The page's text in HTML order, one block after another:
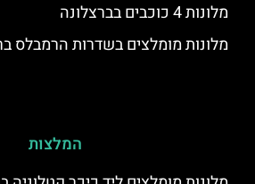
מלונות 4 כוכבים בברצלונה
מלונות מומלצים בשדרות הרמבלס
המלצות